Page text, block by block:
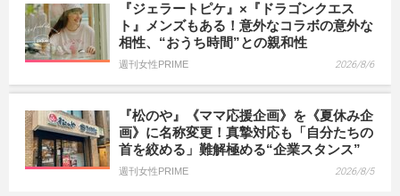
『ジェラートピケ』×『ドラゴンクエス
ト』メンズもある！意外なコラボの意外な
相性、“おうち時間”との親和性
週刊女性PRIME 2026/8/6
『松のや』《ママ応援企画》を《夏休み企
画》に名称変更！真摯対応も「自分たちの
首を絞める」難解極める“企業スタンス”
週刊女性PRIME 2026/8/5